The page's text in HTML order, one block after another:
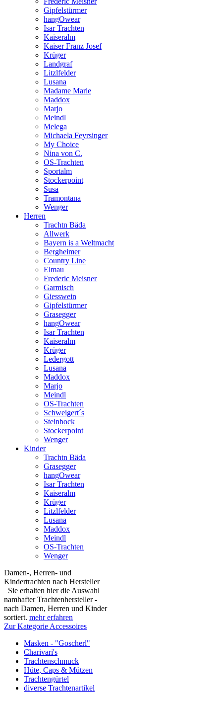
Gipfelstürmer
hangOwear
Isar Trachten
Kaiseralm
Kaiser Franz Josef
Krüger
Landgraf
Litzlfelder
Lusana
Madame Marie
Maddox
Marjo
Meindl
Melega
Michaela Feyrsinger
My Choice
Nina von C.
OS-Trachten
Sportalm
Stockerpoint
Susa
Tramontana
Wenger
Herren
Trachtn Bäda
Allwerk
Bayern is a Weltmacht
Bergheimer
Country Line
Elmau
Frederic Meisner
Garmisch
Giesswein
Gipfelstürmer
Grasegger
hangOwear
Isar Trachten
Kaiseralm
Krüger
Ledergott
Lusana
Maddox
Marjo
Meindl
OS-Trachten
Schweigert´s
Steinbock
Stockerpoint
Wenger
Kinder
Trachtn Bäda
Grasegger
hangOwear
Isar Trachten
Kaiseralm
Krüger
Litzlfelder
Lusana
Maddox
Meindl
OS-Trachten
Wenger
Damen-, Herren- und
Kindertrachten nach Hersteller
Sie erhalten hier die Auswahl
namhafter Trachtenhersteller -
nach Damen, Herren und Kinder
sortiert. mehr erfahren
Zur Kategorie Accessoires
Masken - "Goscherl"
Charivari's
Trachtenschmuck
Hüte, Caps & Mützen
Trachtengürtel
diverse Trachtenartikel